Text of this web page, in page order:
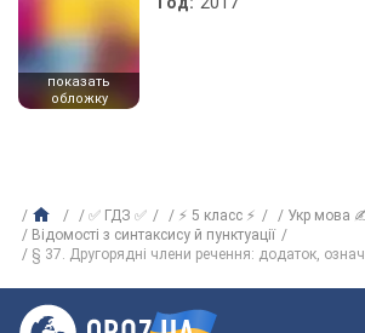
показать
обложку
✅ ГДЗ ✅ ⚡ 5 класс ⚡ Укр мова
Відомості з синтаксису й пунктуації
§ 37. Другорядні члени речення: додаток,